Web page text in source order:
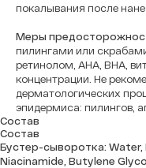
покалывания после
Меры
пилингами или
ретинолом, AHA, BHA,
концентрации. Не
дерматологических
эпидермиса: пилингов,
Состав
Состав
Бустер-сыворотка: Water,
Niacinamide, Butylene